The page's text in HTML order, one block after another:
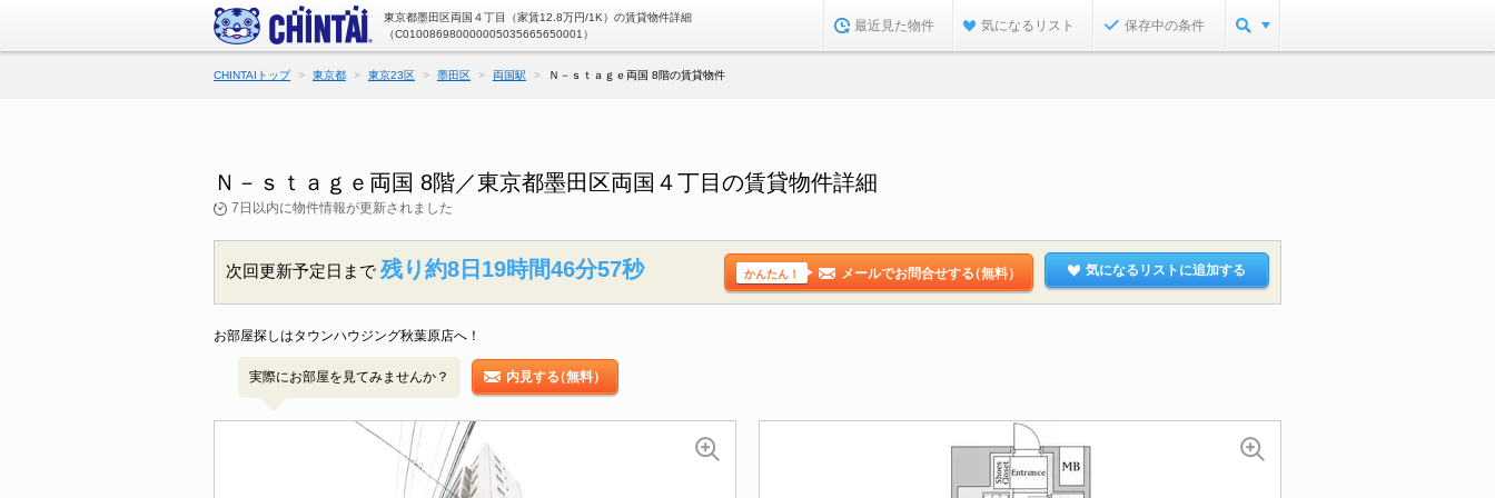
東京都墨田区両国４丁目（家賃12.8万円/1K）の賃貸物件詳細
（C010086980000005035665650001）
最近見た物件 気になるリスト 保存中の条件
CHINTAIトップ 東京都 東京23区 墨田区 両国駅 Ｎ－ｓｔａｇｅ両国 8階の賃貸物件
Ｎ－ｓｔａｇｅ両国 8階／東京都墨田区両国４丁目の賃貸物件詳細
7日以内に物件情報が更新されました
次回更新予定日まで 残り約8日19時間46分57秒 かんたん！ メールでお問合せする（無料） 気になるリストに追加する
お部屋探しはタウンハウジング秋葉原店へ！
実際にお部屋を見てみませんか？ 内見する（無料）